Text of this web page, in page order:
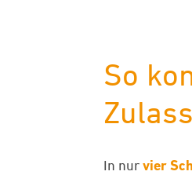
So
In nur vier